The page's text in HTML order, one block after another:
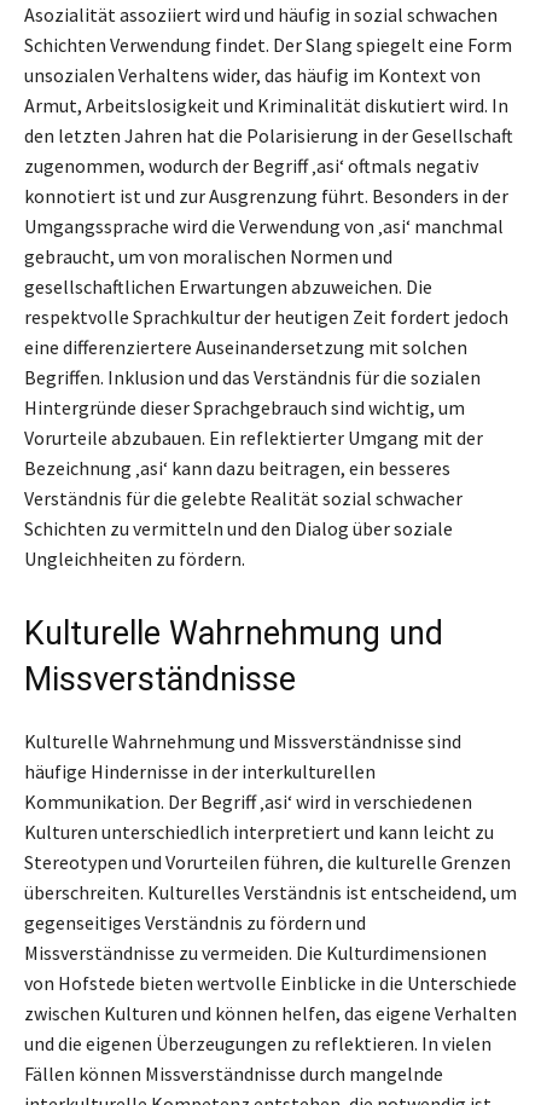
Asozialität assoziiert wird und häufig in sozial schwachen
Schichten Verwendung findet. Der Slang spiegelt eine Form
unsozialen Verhaltens wider, das häufig im Kontext von
Armut, Arbeitslosigkeit und Kriminalität diskutiert wird. In
den letzten Jahren hat die Polarisierung in der Gesellschaft
zugenommen, wodurch der Begriff ‚asi‘ oftmals negativ
konnotiert ist und zur Ausgrenzung führt. Besonders in der
Umgangssprache wird die Verwendung von ‚asi‘ manchmal
gebraucht, um von moralischen Normen und
gesellschaftlichen Erwartungen abzuweichen. Die
respektvolle Sprachkultur der heutigen Zeit fordert jedoch
eine differenziertere Auseinandersetzung mit solchen
Begriffen. Inklusion und das Verständnis für die sozialen
Hintergründe dieser Sprachgebrauch sind wichtig, um
Vorurteile abzubauen. Ein reflektierter Umgang mit der
Bezeichnung ‚asi‘ kann dazu beitragen, ein besseres
Verständnis für die gelebte Realität sozial schwacher
Schichten zu vermitteln und den Dialog über soziale
Ungleichheiten zu fördern.
Kulturelle Wahrnehmung und
Missverständnisse
Kulturelle Wahrnehmung und Missverständnisse sind
häufige Hindernisse in der interkulturellen
Kommunikation. Der Begriff ‚asi‘ wird in verschiedenen
Kulturen unterschiedlich interpretiert und kann leicht zu
Stereotypen und Vorurteilen führen, die kulturelle Grenzen
überschreiten. Kulturelles Verständnis ist entscheidend, um
gegenseitiges Verständnis zu fördern und
Missverständnisse zu vermeiden. Die Kulturdimensionen
von Hofstede bieten wertvolle Einblicke in die Unterschiede
zwischen Kulturen und können helfen, das eigene Verhalten
und die eigenen Überzeugungen zu reflektieren. In vielen
Fällen können Missverständnisse durch mangelnde